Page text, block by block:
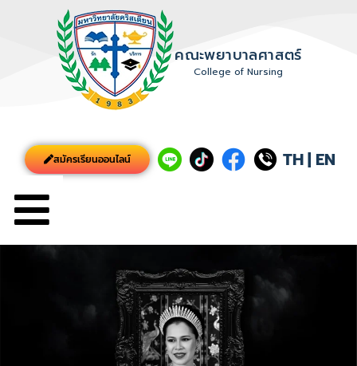
คณะพยาบาลศาสตร์
College of Nursing
สมัครเรียนออนไลน์ TH| EN